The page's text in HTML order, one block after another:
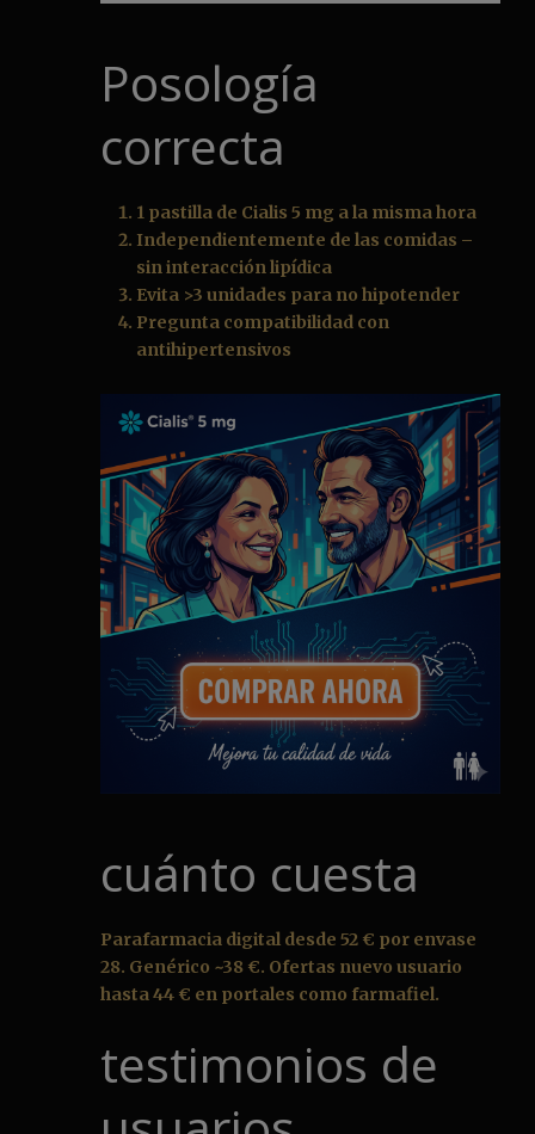
Posología
correcta
1 pastilla de Cialis 5 mg a la misma hora
Independientemente de las comidas –
sin interacción lipídica
Evita >3 unidades para no hipotender
Pregunta compatibilidad con
antihipertensivos
cuánto cuesta
Parafarmacia digital desde 52 € por envase
28. Genérico ~38 €. Ofertas nuevo usuario
hasta 44 € en portales como farmafiel.
testimonios de